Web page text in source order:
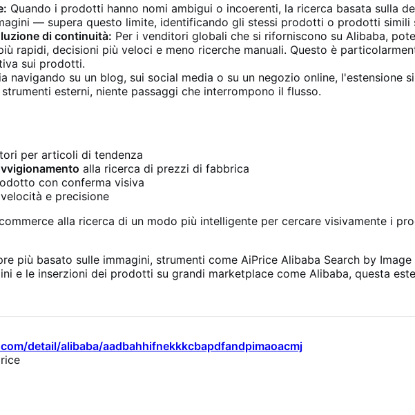
Quando i prodotti hanno nomi ambigui o incoerenti, la ricerca basata sulla
— supera questo limite, identificando gli stessi prodotti o prodotti simili
di continuità: Per i venditori globali che si riforniscono su Alibaba,
rapidi, decisioni più veloci e meno ricerche manuali. Questo è
sui prodotti.
navigando su un blog, sui social media o su un negozio online, l'estensione
esterni, niente passaggi che interrompono il flusso.
per articoli di tendenza
alla ricerca di prezzi di fabbrica
con conferma visiva
e precisione
alla ricerca di un modo più intelligente per cercare visivamente i
più basato sulle immagini, strumenti come AiPrice Alibaba Search by
e le inserzioni dei prodotti su grandi marketplace come Alibaba, questa
detail/alibaba/aadbahhifnekkkcbapdfandpimaoacmj